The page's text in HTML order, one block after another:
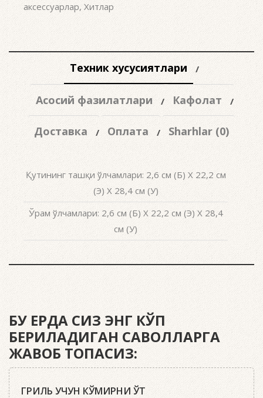
аксессуарлар,Хитлар
Техник хусусиятлари
Асосий фазилатлари Кафолат
Доставка Оплата Sharhlar (0)
Қутининг ташқи ўлчамлари: 2,6 см (Б) X 22,2 см
(Э) X 28,4 см (У)
Ўрам ўлчамлари: 2,6 см (Б) X 22,2 см (Э) X 28,4
см (У)
БУ ЕРДА СИЗ ЭНГ КЎП
БЕРИЛАДИГАН САВОЛЛАРГА
ЖАВОБ ТОПАСИЗ:
ГРИЛЬ УЧУН КЎМИРНИ ЎТ